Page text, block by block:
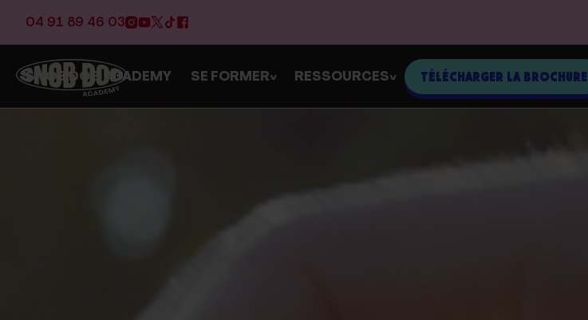
04 91 89 46 03
SNOB DOG ACADEMY SE FORMER> RESSOURCES> TÉLÉCHARGER LA BROCHURE